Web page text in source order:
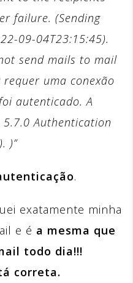
failure. (Sending
09-04T23:15:45).
send mails to mail
requer uma conexão
autenticado. A
Authentication
)”
.
exatamente minha
e é a mesma que
todo dia!!!
correta.